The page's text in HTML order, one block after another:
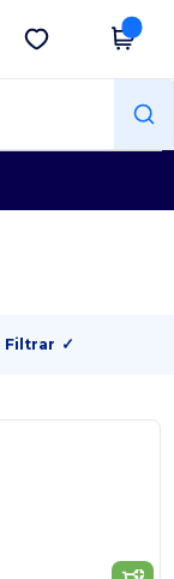
Descargar app
Filtrar ✓